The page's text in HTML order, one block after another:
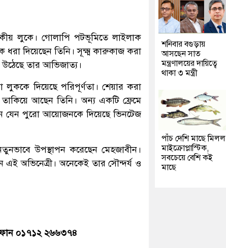
লুকে। গোলাপি পটভূমিতে লাইলাক
দিয়েছেন তিনি। সূক্ষ্ম কারুকাজ করা
তার আভিজাত্য।
দিয়েছে পরিপূর্ণতা। শেয়ার করা
তাকিয়ে আছেন তিনি। অন্য একটি ফ্রেমে
যেন পুরো আয়োজনকে দিয়েছে ভিনটেজ
উপস্থাপন করেছেন মেহজাবীন।
অভিনেত্রী। অনেকেই তার সৌন্দর্য ও
০১৭১২ ২৬৬৩৭৪
শনিবার বগুড়ায়
আসছেন সাত
মন্ত্রণালয়ের দায়িত্বে
থাকা ৩ মন্ত্রী
পাঁচ দেশি মাছে মিলল
মাইক্রোপ্লাস্টিক,
সবচেয়ে বেশি কই
মাছে